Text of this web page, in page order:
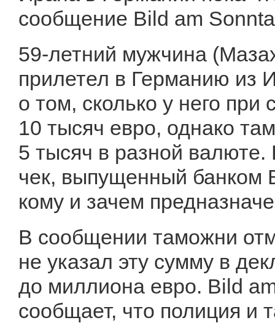
сообщение Bild am
59-летний мужчина
прилетел в Германию из
о том, сколько у него
10 тысяч евро, однако
5 тысяч в разной
чек, выпущенный банком
кому и зачем
В сообщении таможни
не указал эту сумму в
до миллиона евро. Bild
сообщает, что полиция и